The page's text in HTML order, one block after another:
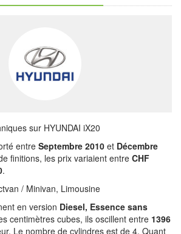
sur HYUNDAI iX20
entre Septembre 2010 et Décembre
finitions, les prix variaient entre CHF
.
/ Minivan, Limousine
en version Diesel, Essence sans
centimètres cubes, ils oscillent entre 1396
Le nombre de cylindres est de 4. Quant